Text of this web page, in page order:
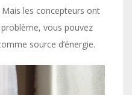
les concepteurs ont
vous pouvez
source d’énergie.